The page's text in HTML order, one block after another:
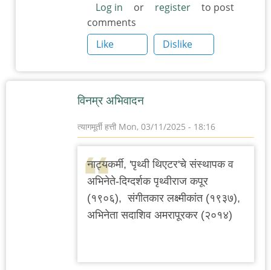
दिवस
by
त्यागमूर्ती
Log in or register
to post
comments
Like
Dislike
विनम्र अभिवादन
त्यागमूर्ती हत्ती Mon, 03/11/2025 - 18:16
नाट्यकर्मी, 'पृथ्वी थिएटर'चे संस्थापक व
अभिनेते-दिग्दर्शक पृथ्वीराज कपूर
(१९०६), संगीतकार लक्ष्मीकांत (१९३७),
अभिनेता सदाशिव अमरापूरकर (२०१४)